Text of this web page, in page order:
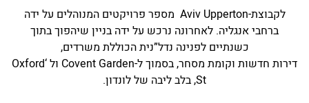
לקבוצת-Aviv Upperton מספר פרויקטים המנוהלים על ידה
ברחבי אנגליה. לאחרונה נרכש על ידה בניין שיהפוך בתוך
כשנתיים לפנינה נדל”נית הכוללת משרדים,
דירות חדשות וקומת מסחר, בסמוך ל-Covent Garden ול ‘Oxford
St, בלב ליבה של לונדון.